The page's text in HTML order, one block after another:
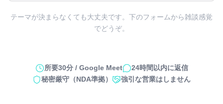
テーマが決まらなくても大丈夫です。下のフォームから雑談感覚
でどうぞ。
所要30分 / Google Meet
24時間以内に返信
秘密厳守（NDA準拠）
強引な営業はしません